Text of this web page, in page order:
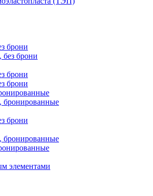
брони
брони
брони
брони
бронированные
брони
бронированные
элементами